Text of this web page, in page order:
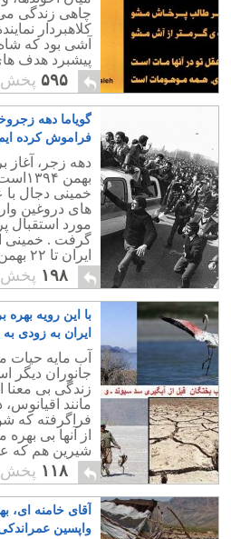
چاهی زندگی
کلاهبردار
آشی بود که
پیشبرد هدف
سرنوشت مردم
آخوند سپرد.
۵۹۵ پخش
گویاما دهه
فراموش کرده
خمینی دجال با
های دروغین
مورد استقبال
گرفت . خمینی
حقیقت دهه زجر
۱۹۸ پخش
با این رویه بهره
ایران به زودی
شود
آب مایه حیات
جانوران دیگر
زندگی بی
مانند اقیانوس،
فراگرفته که
از آنها بی بهره
شیرین هم که
شیرین مصرفی
محدود است.
۱۱۸ پخش
آقای خامنه ای،
واپسین